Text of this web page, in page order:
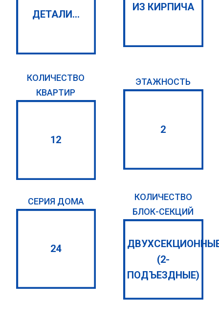
ДЕТАЛИ...
ИЗ КИРПИЧА
КОЛИЧЕСТВО
КВАРТИР
12
ЭТАЖНОСТЬ
2
СЕРИЯ ДОМА
24
КОЛИЧЕСТВО
БЛОК-СЕКЦИЙ
(2-
ПОДЪЕЗДНЫЕ)